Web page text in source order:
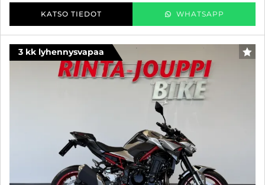
KATSO TIEDOT WHATSAPP
3 kk lyhennysvapaa